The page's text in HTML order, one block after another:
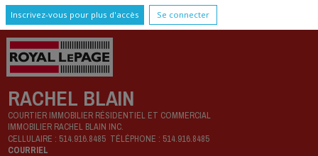
Inscrivez-vous pour plus d'accès Se connecter
RACHEL BLAIN
COURTIER IMMOBILIER RÉSIDENTIEL ET COMMERCIAL
IMMOBILIER RACHEL BLAIN INC.
CELLULAIRE : 514.916.8485 TÉLÉPHONE : 514.916.8485
COURRIEL